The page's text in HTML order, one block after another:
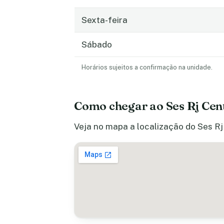
Sexta-feira
Sábado
Horários sujeitos a confirmação na unidade.
Como chegar ao Ses Rj
Veja no mapa a localização do Ses